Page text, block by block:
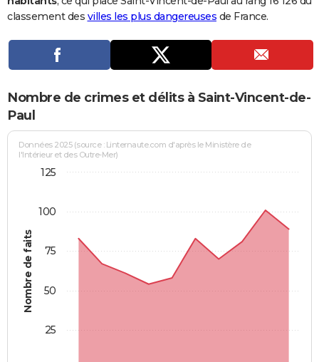
COPAINS D'AVANT
AVIS DE DÉCÈS
Bricolage
Lifestyle
Culture
Sport
Auto
Television
Voyage
Cinema
classement des villes les plus dangereuses de France.
Nombre de crimes et délits à Saint-Vincent-de-
Paul
Nombre de faits
Données 2025 (source : Linternaute.com d'après le Ministère de
l'Intérieur et des Outre-Mer)
25
50
75
100
125